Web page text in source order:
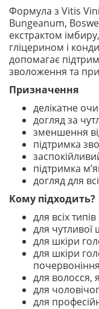
Формула з Vitis
Bungeanum,
екстрактом
гліцерином і
допомагає
зволоження та
Призначення
делікатне
догляд за
зменшення
підтримка
підтримка
догляд для
Кому підходить?
для всіх
для чутливої
для шкіри
для шкіри
почервоніння
для волосся,
для
для